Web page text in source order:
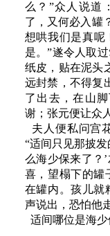
么？”众人说道
了，又何必入罐
想哄我们是真呢
是。”遂令人取
纸皮，贴在泥头
远封禁，不得复
了出去，在山
谢；张元便让众
夫人便私问宫
“适间只见那披
么海少保来了？
喜，望榻下的罐
在罐内。孩儿就
声说出，恐怕他
适间哪位是海